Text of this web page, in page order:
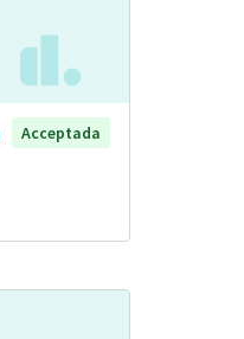
Acceptada